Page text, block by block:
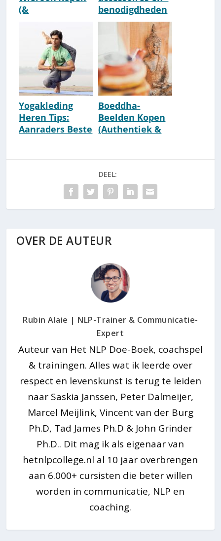
(&
? Neem Deze...
benodigdheden
kopen
[Aanrader]
Yogakleding
Heren Tips:
Aanraders Beste
Boeddha-
Beelden Kopen
(Authentiek &
DEEL:
OVER DE AUTEUR
Rubin Alaie | NLP-Trainer & Communicatie-
Expert
Auteur van Het NLP Doe-Boek, coachspel
& trainingen. Alles wat ik leerde over
respect en levenskunst is terug te leiden
naar Saskia Janssen, Peter Dalmeijer,
Marcel Meijlink, Vincent van der Burg
Ph.D, Tad James Ph.D & John Grinder
Ph.D.. Dit mag ik als eigenaar van
hetnlpcollege.nl al 10 jaar overbrengen
aan 6.000+ cursisten die beter willen
worden in communicatie, NLP en
coaching.